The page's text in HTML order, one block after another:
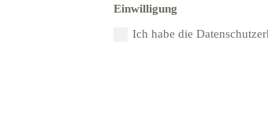
Einwilligung
Ich habe die